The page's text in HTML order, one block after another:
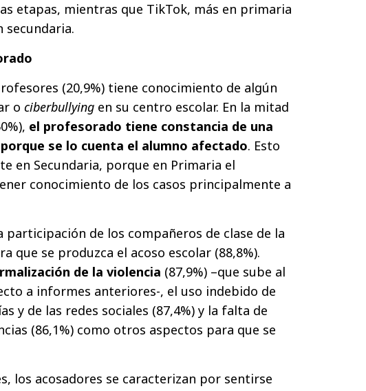
etapas, mientras que TikTok, más en primaria
secundaria.
(20,9%) tiene conocimiento de algún
o ciberbullying en su centro escolar. En la mitad
el profesorado tiene constancia de una
se lo cuenta el alumno afectado. Esto
en Secundaria, porque en Primaria el
conocimiento de los casos principalmente a
participación de los compañeros de clase de la
que se produzca el acoso escolar (88,8%).
de la violencia (87,9%) –que sube al
a informes anteriores-, el uso indebido de
y de las redes sociales (87,4%) y la falta de
(86,1%) como otros aspectos para que se
los acosadores se caracterizan por sentirse